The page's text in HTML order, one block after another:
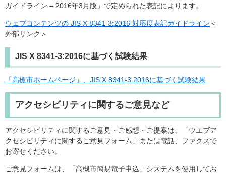
ガイドライン – 2016年3月版」で定められた表記によります。
ウェブコンテンツの JIS X 8341-3:2016 対応度表記ガイドライン ＜
外部リンク＞
JIS X 8341-3:2016に基づく試験結果
「高槻市ホームページ」、JIS X 8341-3:2016に基づく試験結果
アクセシビリティに関するご意見など
アクセシビリティに関するご意見・ご感想・ご提案は、「ウエブア
クセシビリティに関するご意見フォーム」または電話、ファクスで
お寄せください。
ご意見フォームは、「高槻市簡易電子申込」システムを使用してお